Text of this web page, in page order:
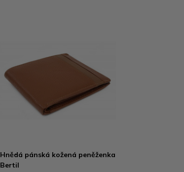
Hnědá pánská kožená peněženka
Bertil